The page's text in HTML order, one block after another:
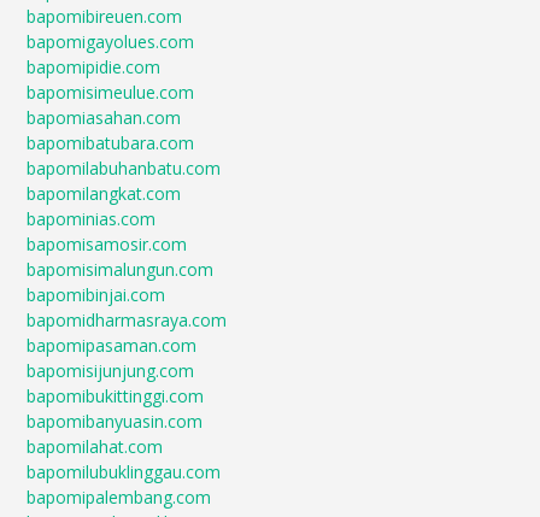
bapomibireuen.com
bapomigayolues.com
bapomipidie.com
bapomisimeulue.com
bapomiasahan.com
bapomibatubara.com
bapomilabuhanbatu.com
bapomilangkat.com
bapominias.com
bapomisamosir.com
bapomisimalungun.com
bapomibinjai.com
bapomidharmasraya.com
bapomipasaman.com
bapomisijunjung.com
bapomibukittinggi.com
bapomibanyuasin.com
bapomilahat.com
bapomilubuklinggau.com
bapomipalembang.com